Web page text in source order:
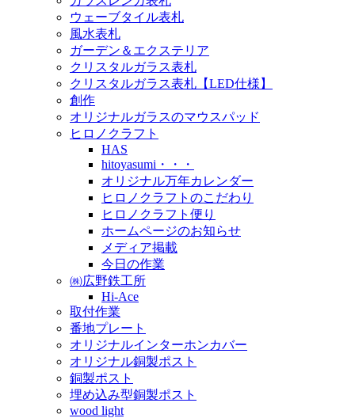
ウェーブタイル表札
風水表札
ガーデン＆エクステリア
クリスタルガラス表札
クリスタルガラス表札【LED仕様】
創作
オリジナルガラスのマウスパッド
ヒロノクラフト
HAS
hitoyasumi・・・
オリジナル万年カレンダー
ヒロノクラフトのこだわり
ヒロノクラフト便り
ホームページのお知らせ
メディア掲載
今日の作業
㈱広野鉄工所
Hi-Ace
取付作業
番地プレート
オリジナルインターホンカバー
オリジナル銅製ポスト
銅製ポスト
埋め込み型銅製ポスト
wood light